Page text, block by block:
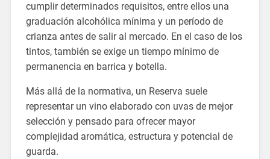
cumplir determinados requisitos, entre ellos una
graduación alcohólica mínima y un período de
crianza antes de salir al mercado. En el caso de los
tintos, también se exige un tiempo mínimo de
permanencia en barrica y botella.
Más allá de la normativa, un Reserva suele
representar un vino elaborado con uvas de mejor
selección y pensado para ofrecer mayor
complejidad aromática, estructura y potencial de
guarda.